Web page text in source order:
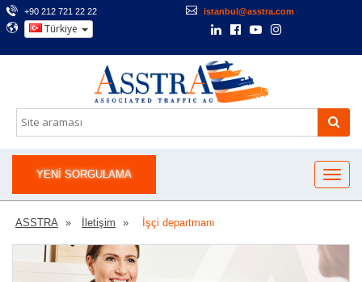
+90 212 721 22 22 istanbul@asstra.com
Türkiye
YENI SORGULAMA
ASSTRA İletişim İşçi departmanı